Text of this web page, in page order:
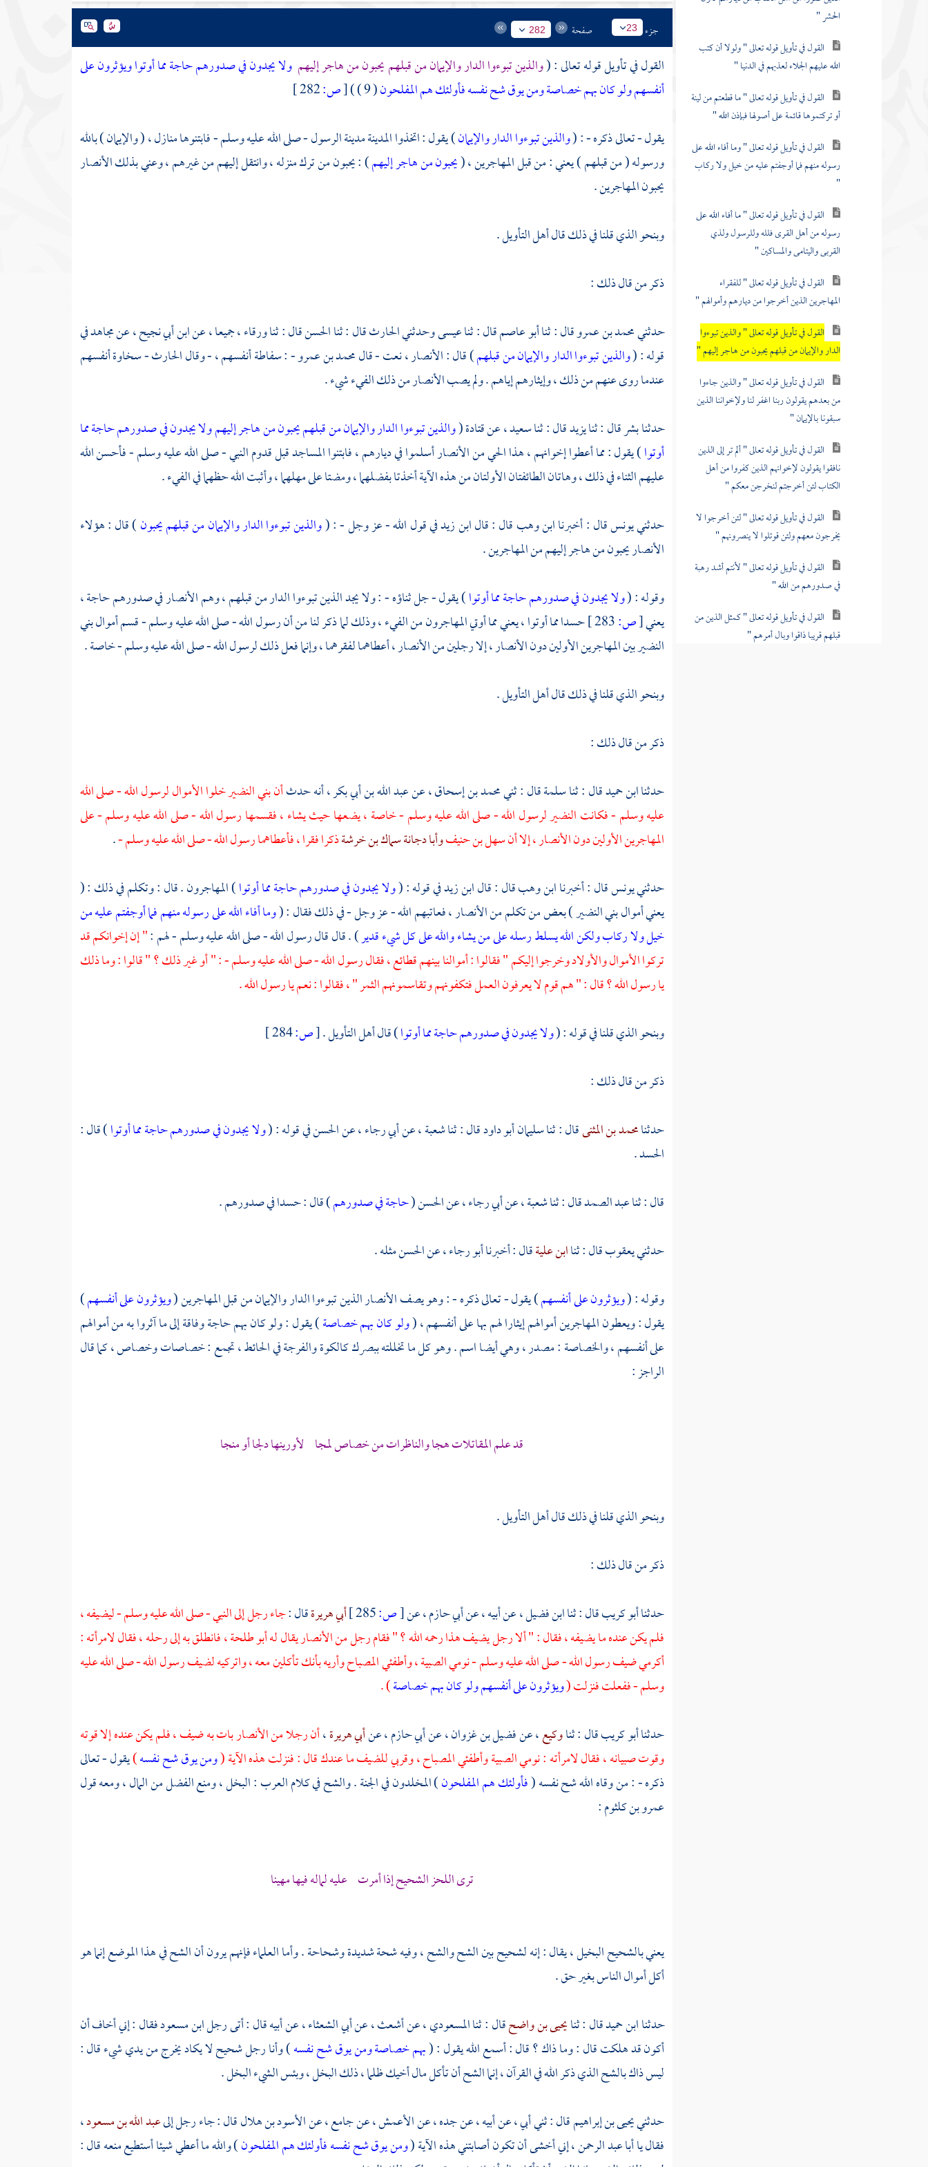
الحشر "
القول في تأويل قوله تعالى " ولولا أن كتب
الله عليهم الجلاء لعذبهم في الدنيا "
القول في تأويل قوله تعالى " ما قطعتم من لينة
أو تركتموها قائمة على أصولها فبإذن الله "
القول في تأويل قوله تعالى " وما أفاء الله على
رسوله منهم فما أوجفتم عليه من خيل ولا ركاب
"
القول في تأويل قوله تعالى " ما أفاء الله على
رسوله من أهل القرى فلله وللرسول ولذي
القربى واليتامى والمساكين "
القول في تأويل قوله تعالى " للفقراء
المهاجرين الذين أخرجوا من ديارهم وأموالهم "
القول في تأويل قوله تعالى " والذين تبوءوا
الدار والإيمان من قبلهم يحبون من هاجر إليهم "
القول في تأويل قوله تعالى " والذين جاءوا
من بعدهم يقولون ربنا اغفر لنا ولإخواننا الذين
سبقونا بالإيمان "
القول في تأويل قوله تعالى " ألم تر إلى الذين
نافقوا يقولون لإخوانهم الذين كفروا من أهل
الكتاب لئن أخرجتم لنخرجن معكم "
القول في تأويل قوله تعالى " لئن أخرجوا لا
يخرجون معهم ولئن قوتلوا لا ينصرونهم "
القول في تأويل قوله تعالى " لأنتم أشد رهبة
في صدورهم من الله "
القول في تأويل قوله تعالى " كمثل الذين من
قبلهم قريبا ذاقوا وبال أمرهم "
جزء 23 صفحة 282
القول في تأويل قوله تعالى : (والذين تبوءوا الدار والإيمان من قبلهم يحبون من هاجر إليهم ولا يجدون في صدورهم حاجة مما أوتوا ويؤثرون على
أنفسهم ولو كان بهم خصاصة ومن يوق شح نفسه فأولئك هم المفلحون( 9 ) )
[ص:
يقول - تعالى ذكره - : (والذين تبوءوا الدار والإيمان) يقول : اتخذوا المدينة مدينة الرسول - صلى الله عليه وسلم - فابتنوها منازل ، ( والإيمان ) بالله
ورسوله ( من قبلهم ) يعني : من قبل المهاجرين ، (يحبون من هاجر إليهم) : يحبون من ترك منزله ، وانتقل إليهم من غيرهم ، وعني بذلك الأنصار
يحبونالمهاجرين .
وبنحو الذي قلنا في ذلك قال أهل التأويل .
ذكر من قال ذلك :
حدثنيمحمد بن عمروقال : ثناأبو عاصمقال : ثناعيسىوحدثنيالحارثقال : ثناالحسنقال : ثناورقاء، جميعا ، عنابن أبي نجيح، عنمجاهدفي
قوله : (والذين تبوءوا الدار والإيمان من قبلهم) قال :الأنصار، نعت - قالمحمد بن عمرو- : سفاطة أنفسهم ، - وقالالحارث- سخاوة أنفسهم
عندما روى عنهم من ذلك ، وإيثارهم إياهم . ولم يصب الأنصار من ذلك الفيء شيء .
حدثنابشرقال : ثنايزيدقال : ثناسعيد، عنقتادة(والذين تبوءوا الدار والإيمان من قبلهم يحبون من هاجر إليهم ولا يجدون في صدورهم حاجة مما
أوتوا) يقول : مما أعطوا إخوانهم ، هذا الحي منالأنصارأسلموا في ديارهم ، فابتنوا المساجد قبل قدوم النبي - صلى الله عليه وسلم - فأحسن الله
عليهم الثناء في ذلك ، وهاتان الطائفتان الأولتان من هذه الآية أخذتا بفضلهما ، ومضتا على مهلهما ، وأثبت الله حظهما في الفيء .
حدثنييونسقال : أخبرناابن وهبقال : قالابن زيدفي قول الله - عز وجل - : (والذين تبوءوا الدار والإيمان من قبلهم يحبون) قال : هؤلاء
الأنصاريحبون من هاجر إليهم منالمهاجرين .
وقوله : (ولا يجدون في صدورهم حاجة مما أوتوا) يقول - جل ثناؤه - : ولا يجد الذين تبوءوا الدار من قبلهم ، وهمالأنصارفي صدورهم حاجة ،
يعني[ص: حسدا مما أوتوا ، يعني مما أوتيالمهاجرونمن الفيء ، وذلك لما ذكر لنا من أن رسول الله - صلى الله عليه وسلم - قسم أموالبني
النضيربينالمهاجرينالأولين دونالأنصار ،إلا رجلين منالأنصار ،أعطاهما لفقرهما ، وإنما فعل ذلك لرسول الله - صلى الله عليه وسلم - خاصة .
وبنحو الذي قلنا في ذلك قال أهل التأويل .
ذكر من قال ذلك :
حدثناابن حميدقال : ثناسلمةقال : ثنيمحمد بن إسحاق، عنعبد الله بن أبي بكر، أنه حدثأنبني النضيرخلوا الأموال لرسول الله - صلى الله
عليه وسلم - فكانتالنضيرلرسول الله - صلى الله عليه وسلم - خاصة ، يضعها حيث يشاء ، فقسمها رسول الله - صلى الله عليه وسلم - على
المهاجرينالأولين دونالأنصار ،إلا أنسهل بن حنيفوأبا دجانة سماك بن خرشةذكرا فقرا ، فأعطاهما رسول الله - صلى الله عليه وسلم -.
حدثنييونسقال : أخبرناابن وهبقال : قالابن زيدفي قوله : (ولا يجدون في صدورهم حاجة مما أوتوا)المهاجرون .قال : وتكلم في ذلك : (
يعني أموالبني النضير) بعض من تكلم منالأنصار ،فعاتبهم الله - عز وجل - في ذلك فقال : (وما أفاء الله على رسوله منهم فما أوجفتم عليه من
خيل ولا ركاب ولكن الله يسلط رسله على من يشاء والله على كل شيء قدير) . قال قال رسول الله - صلى الله عليه وسلم - لهم :" إن إخوانكم قد
تركوا الأموال والأولاد وخرجوا إليكم " فقالوا : أموالنا بينهم قطائع ، فقال رسول الله - صلى الله عليه وسلم - : " أو غير ذلك ؟ " قالوا : وما ذلك
يا رسول الله ؟ قال : " هم قوم لا يعرفون العمل فتكفونهم وتقاسمونهم الثمر " ، فقالوا : نعم يا رسول الله .
وبنحو الذي قلنا في قوله : (ولا يجدون في صدورهم حاجة مما أوتوا) قال أهل التأويل .[ص:
ذكر من قال ذلك :
حدثنامحمد بن المثنىقال : ثناسليمان أبو داودقال : ثناشعبة، عنأبي رجاء، عنالحسنفي قوله : (ولا يجدون في صدورهم حاجة مما أوتوا) قال :
الحسد .
قال : ثناعبد الصمدقال : ثناشعبة، عنأبي رجاء، عنالحسن(حاجة في صدورهم) قال : حسدا في صدورهم .
حدثنييعقوبقال : ثناابن عليةقال : أخبرناأبو رجاء، عنالحسنمثله .
وقوله : (ويؤثرون على أنفسهم) يقول - تعالى ذكره - : وهو يصف الأنصار الذين تبوءوا الدار والإيمان من قبل المهاجرين (ويؤثرون على أنفسهم)
يقول : ويعطونالمهاجرينأموالهم إيثارا لهم بها على أنفسهم ، (ولو كان بهم خصاصة) يقول : ولو كان بهم حاجة وفاقة إلى ما آثروا به من أموالهم
على أنفسهم ، والخصاصة : مصدر ، وهي أيضا اسم . وهو كل ما تخللته ببصرك كالكوة والفرجة في الحائط ، تجمع : خصاصات وخصاص ، كما قال
الراجز :
قد علم المقاتلات هجا والناظرات من خصاص لمجا لأورينها دلجا أو منجا
وبنحو الذي قلنا في ذلك قال أهل التأويل .
ذكر من قال ذلك :
حدثناأبو كريبقال : ثناابن فضيل، عن أبيه ، عنأبي حازم، عن[ص: أبي هريرةقال :جاء رجل إلى النبي - صلى الله عليه وسلم - ليضيفه ،
فلم يكن عنده ما يضيفه ، فقال : " ألا رجل يضيف هذا رحمه الله ؟ " فقام رجل منالأنصاريقال لهأبو طلحة، فانطلق به إلى رحله ، فقال لامرأته :
أكرمي ضيف رسول الله - صلى الله عليه وسلم - نومي الصبية ، وأطفئي المصباح وأريه بأنك تأكلين معه ، واتركيه لضيف رسول الله - صلى الله عليه
وسلم - ففعلت فنزلت (ويؤثرون على أنفسهم ولو كان بهم خصاصة) .
حدثناأبو كريبقال : ثناوكيع، عنفضيل بن غزوان، عنأبي حازم، عنأبي هريرة،أن رجلا منالأنصاربات به ضيف ، فلم يكن عنده إلا قوته
وقوت صبيانه ، فقال لامرأته : نومي الصبية وأطفئي المصباح ، وقربي للضيف ما عندك قال : فنزلت هذه الآية (ومن يوق شح نفسه)يقول - تعالى
ذكره - : من وقاه الله شح نفسه (فأولئك هم المفلحون) المخلدون في الجنة . والشح في كلام العرب : البخل ، ومنع الفضل من المال ، ومعه قول
عمرو بن كلثوم:
ترى اللحز الشحيح إذا أمرت عليه لماله فيها مهينا
يعني بالشحيح البخيل ، يقال : إنه لشحيح بين الشح والشح ، وفيه شحة شديدة وشحاحة . وأما العلماء فإنهم يرون أن الشح في هذا الموضع إنما هو
أكل أموال الناس بغير حق .
حدثناابن حميدقال : ثنايحيى بن واضحقال : ثناالمسعودي، عنأشعث، عنأبي الشعثاء، عن أبيه قال : أتى رجلابن مسعودفقال : إني أخاف أن
أكون قد هلكت قال : وما ذاك ؟ قال : أسمع الله يقول : (بهم خصاصة ومن يوق شح نفسه) وأنا رجل شحيح لا يكاد يخرج من يدي شيء قال :
ليس ذاك بالشح الذي ذكر الله في القرآن ، إنما الشح أن تأكل مال أخيك ظلما ، ذلك البخل ، وبئس الشيء البخل .
حدثنييحيى بن إبراهيمقال : ثني أبي ، عن أبيه ، عن جده ، عنالأعمش، عنجامع، عنالأسود بن هلالقال : جاء رجل إلىعبد الله بن مسعود،
فقال ياأبا عبد الرحمن، إني أخشى أن تكون أصابتني هذه الآية (ومن يوق شح نفسه فأولئك هم المفلحون) والله ما أعطي شيئا أستطيع منعه قال :